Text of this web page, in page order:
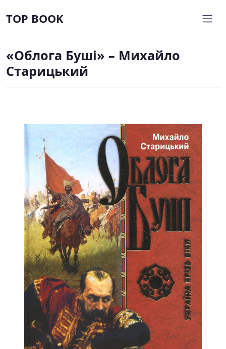
TOP BOOK
«Облога Буші» – Михайло
Старицький